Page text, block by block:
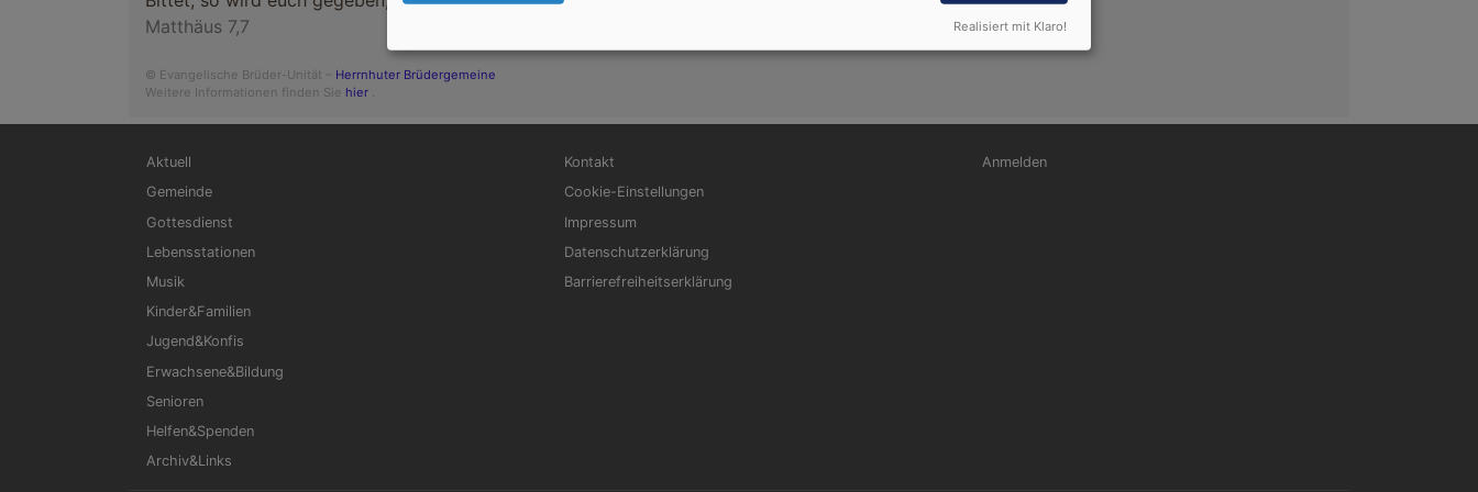
Matthäus 7,7
© Evangelische Brüder-Unität – Herrnhuter Brüdergemeine
Weitere Informationen finden Sie hier .
Hauptnavigation
Aktuell
Gemeinde
Gottesdienst
Lebensstationen
Musik
Kinder&Familien
Jugend&Konfis
Erwachsene&Bildung
Senioren
Helfen&Spenden
Archiv&Links
Fußbereichsmenü
Kontakt
Cookie-Einstellungen
Impressum
Datenschutzerklärung
Barrierefreiheitserklärung
Benutzermenü
Anmelden
Realisiert mit Klaro!